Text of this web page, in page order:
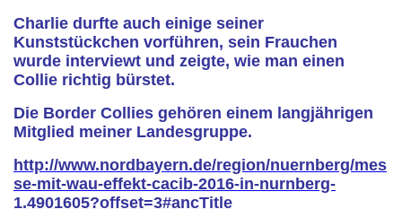
Charlie durfte auch einige seiner
Kunststückchen vorführen, sein Frauchen
wurde interviewt und zeigte, wie man einen
Collie richtig bürstet.
Die Border Collies gehören einem langjährigen
Mitglied meiner Landesgruppe.
http://www.nordbayern.de/region/nuernberg/mes
se-mit-wau-effekt-cacib-2016-in-nurnberg-
1.4901605?offset=3#ancTitle